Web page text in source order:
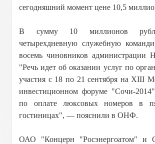
сегодняшний момент цене 10,5
В сумму 10 миллионов
четырехдневную служебную
восемь чиновников администрации
"Речь идет об оказании услуг по
участия с 18 по 21 сентября на XIII
инвестиционном форуме "Сочи-
по оплате люксовых номеров в
гостиницах", — пояснили в ОНФ.
ОАО "Концерн "Росэнергоатом"